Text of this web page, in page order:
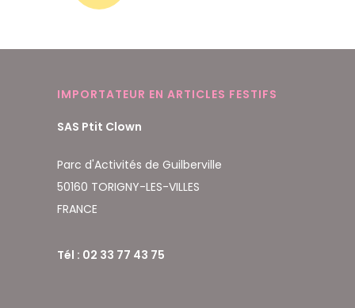
IMPORTATEUR EN ARTICLES FESTIFS
SAS Ptit Clown
Parc d'Activités de Guilberville
50160 TORIGNY-LES-VILLES
FRANCE
Tél : 02 33 77 43 75